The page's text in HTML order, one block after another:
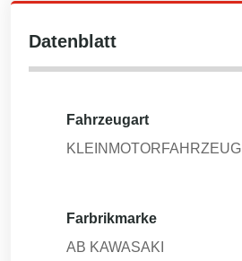
Datenblatt
Fahrzeugart
KLEINMOTORFAHRZEUG
Farbrikmarke
AB KAWASAKI